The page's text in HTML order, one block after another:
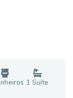
s 1 Suíte